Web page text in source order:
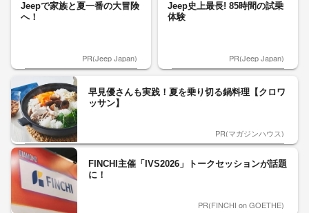
Jeepで家族と夏一番の大冒険
へ！
PR(Jeep Japan)
Jeep史上最長! 85時間の試乗
体験
PR(Jeep Japan)
早見優さんも実践！夏を乗り切る鍋料理【クロワ
ッサン】
PR(マガジンハウス)
FINCHI主催「IVS2026」トークセッションが話題
に！
PR(FINCHI on GOETHE)